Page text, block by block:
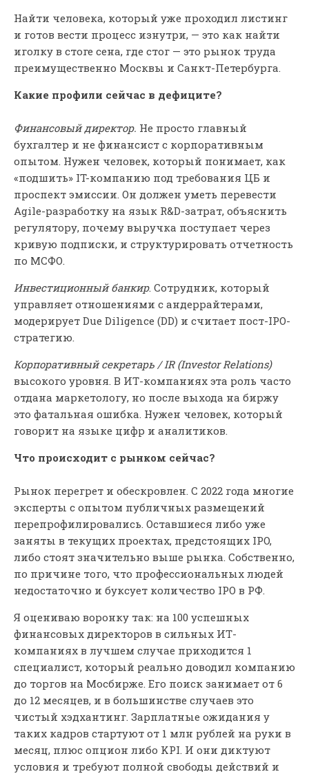
Найти человека, который уже проходил листинг
и готов вести процесс изнутри, — это как найти
иголку в стоге сена, где стог — это рынок труда
преимущественно Москвы и Санкт-Петербурга.
Какие профили сейчас в дефиците?
Финансовый директор. Не просто главный
бухгалтер и не финансист с корпоративным
опытом. Нужен человек, который понимает, как
«подшить» IT-компанию под требования ЦБ и
проспект эмиссии. Он должен уметь перевести
Agile-разработку на язык R&D-затрат, объяснить
регулятору, почему выручка поступает через
кривую подписки, и структурировать отчетность
по МСФО.
Инвестиционный банкир. Сотрудник, который
управляет отношениями с андеррайтерами,
модерирует Due Diligence (DD) и считает пост-IPO-
стратегию.
Корпоративный секретарь / IR (Investor Relations)
высокого уровня. В ИТ-компаниях эта роль часто
отдана маркетологу, но после выхода на биржу
это фатальная ошибка. Нужен человек, который
говорит на языке цифр и аналитиков.
Что происходит с рынком сейчас?
Рынок перегрет и обескровлен. С 2022 года многие
эксперты с опытом публичных размещений
перепрофилировались. Оставшиеся либо уже
заняты в текущих проектах, предстоящих IPO,
либо стоят значительно выше рынка. Собственно,
по причине того, что профессиональных людей
недостаточно и буксует количество IPO в РФ.
Я оцениваю воронку так: на 100 успешных
финансовых директоров в сильных ИТ-
компаниях в лучшем случае приходится 1
специалист, который реально доводил компанию
до торгов на Мосбирже. Его поиск занимает от 6
до 12 месяцев, и в большинстве случаев это
чистый хэдхантинг. Зарплатные ожидания у
таких кадров стартуют от 1 млн рублей на руки в
месяц, плюс опцион либо KPI. И они диктуют
условия и требуют полной свободы действий и